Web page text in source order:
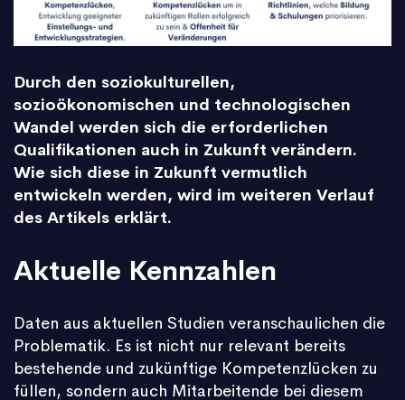
Durch den soziokulturellen,
sozioökonomischen und technologischen
Wandel werden sich die erforderlichen
Qualifikationen auch in Zukunft verändern.
Wie sich diese in Zukunft vermutlich
entwickeln werden, wird im weiteren Verlauf
des Artikels erklärt.
Aktuelle Kennzahlen
Daten aus aktuellen Studien veranschaulichen die
Problematik. Es ist nicht nur relevant bereits
bestehende und zukünftige Kompetenzlücken zu
füllen, sondern auch Mitarbeitende bei diesem